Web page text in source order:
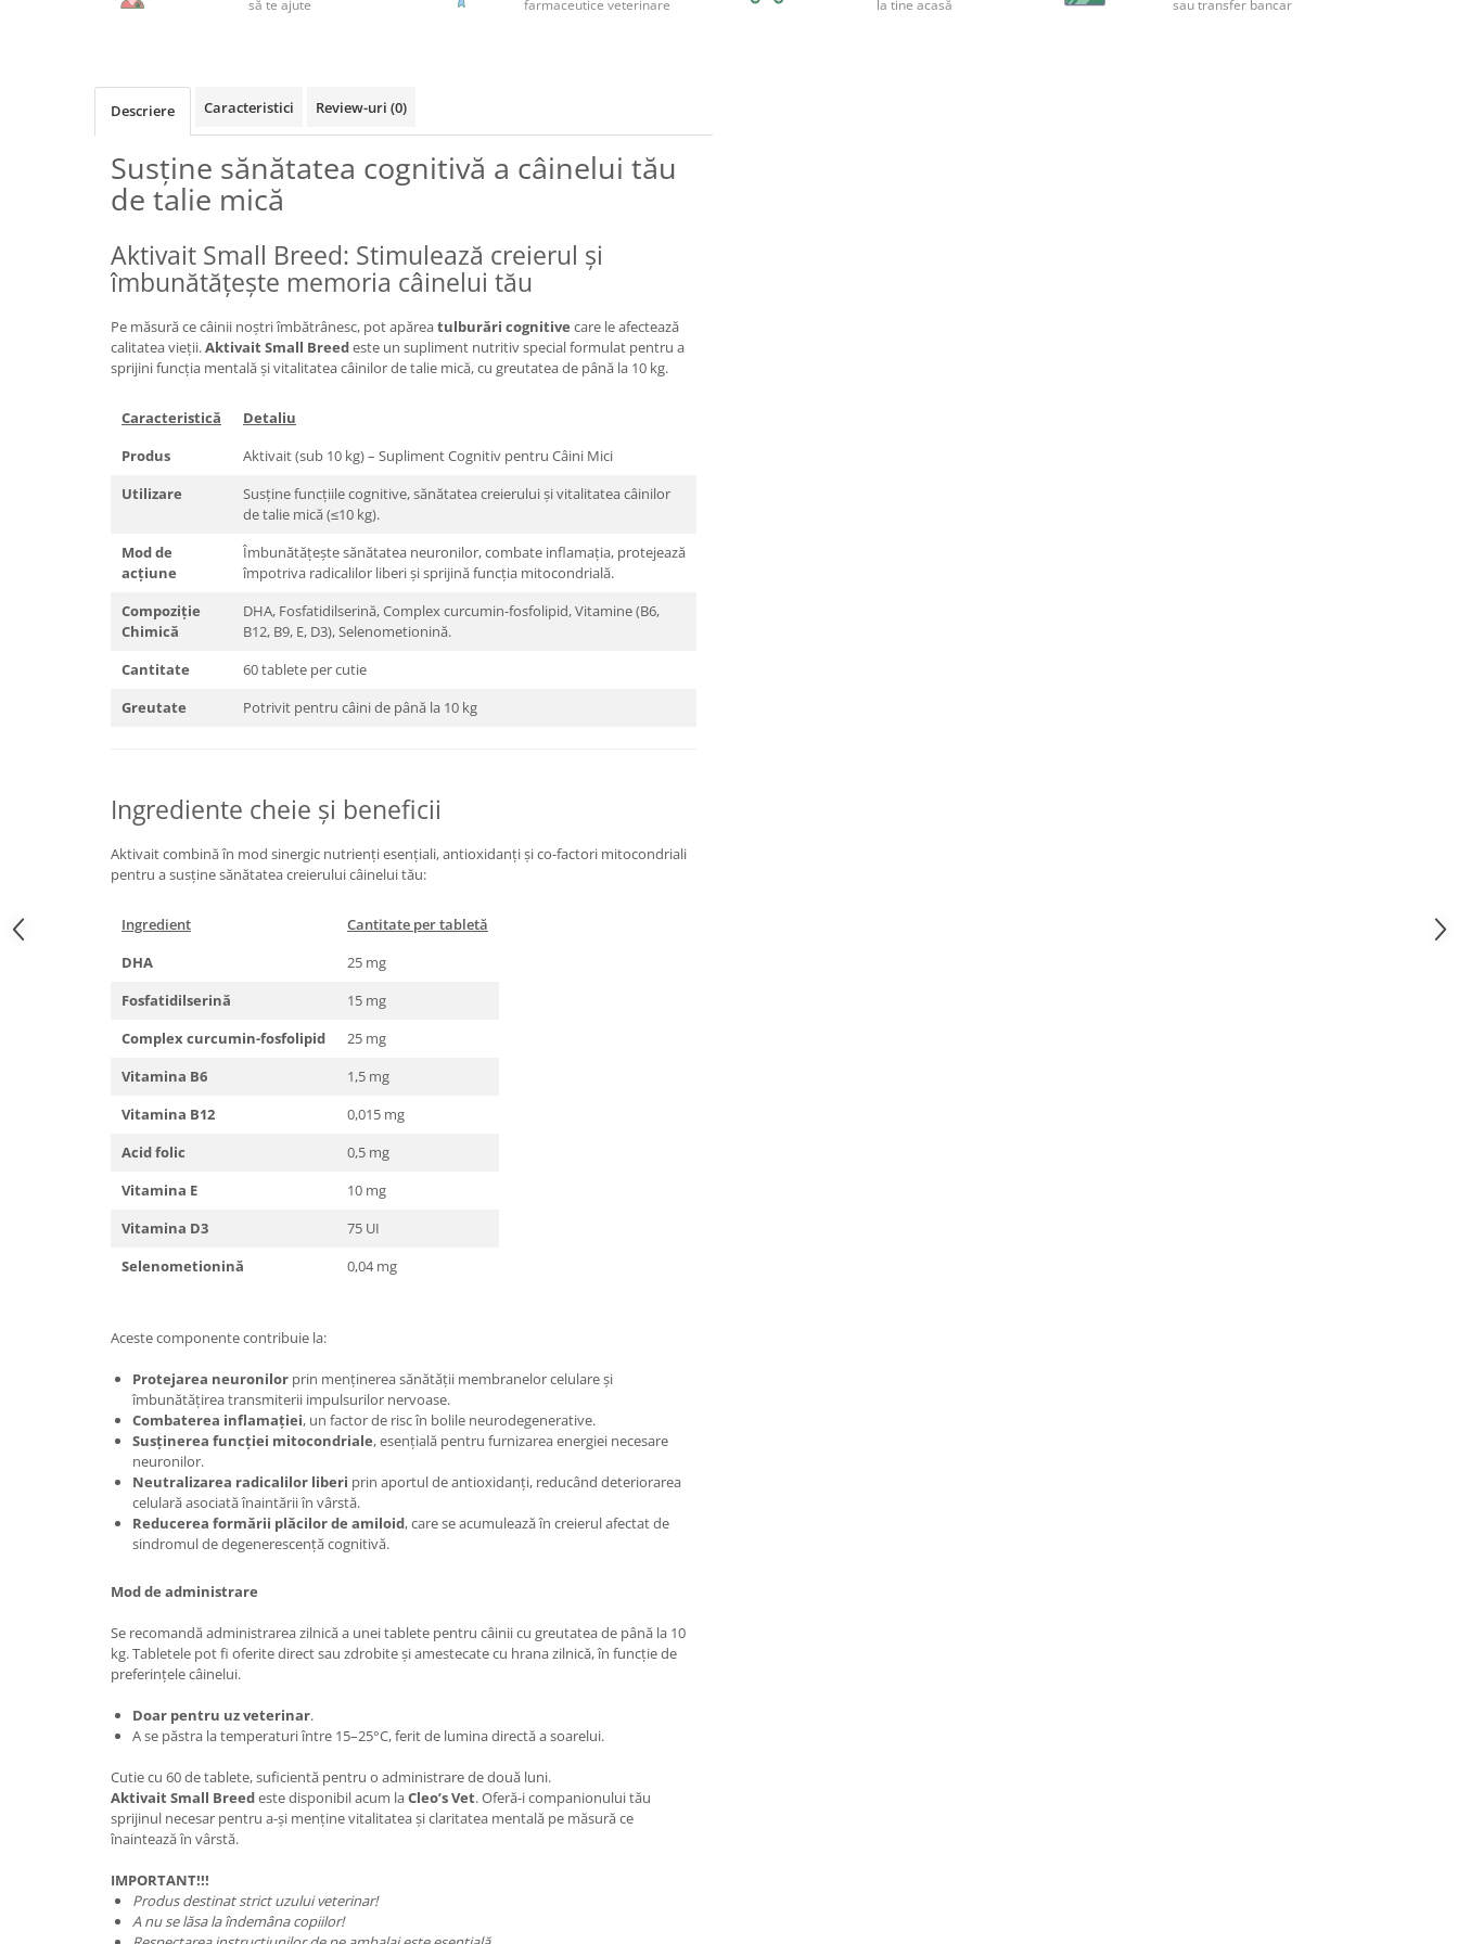
să te ajute
farmaceutice veterinare
la tine acasă
sau transfer bancar
Descriere Caracteristici Review-uri (0)
Susține sănătatea cognitivă a câinelui tău
de talie mică
Aktivait Small Breed: Stimulează creierul și
îmbunătățește memoria câinelui tău
Pe măsură ce câinii noștri îmbătrânesc, pot apăreatulburări cognitive care le afectează
calitatea vieții.Aktivait Small Breedeste un supliment nutritiv special formulat pentru a
sprijini funcția mentală și vitalitatea câinilor de talie mică, cu greutatea de până la 10 kg.
Caracteristică
Detaliu
Produs
Aktivait (sub 10 kg) – Supliment Cognitiv pentru Câini Mici
Utilizare
Susține funcțiile cognitive, sănătatea creierului și vitalitatea câinilor
de talie mică (≤10 kg).
Mod de
acțiune
Îmbunătățește sănătatea neuronilor, combate inflamația, protejează
împotriva radicalilor liberi și sprijină funcția mitocondrială.
Compoziție
Chimică
DHA, Fosfatidilserină, Complex curcumin-fosfolipid, Vitamine (B6,
B12, B9, E, D3), Selenometionină.
Cantitate
60 tablete per cutie
Greutate
Potrivit pentru câini de până la 10 kg
Ingrediente cheie și beneficii
Aktivait combină în mod sinergic nutrienți esențiali, antioxidanți și co-factori mitocondriali
pentru a susține sănătatea creierului câinelui tău:
Ingredient
Cantitate per tabletă
DHA
25 mg
Fosfatidilserină
15 mg
Complex curcumin-fosfolipid
25 mg
Vitamina B6
1,5 mg
Vitamina B12
0,015 mg
Acid folic
0,5 mg
Vitamina E
10 mg
Vitamina D3
75 UI
Selenometionină
0,04 mg
Aceste componente contribuie la:
Protejarea neuronilor prin menținerea sănătății membranelor celulare și
îmbunătățirea transmiterii impulsurilor nervoase.
Combaterea inflamației, un factor de risc în bolile neurodegenerative.
Susținerea funcției mitocondriale, esențială pentru furnizarea energiei necesare
neuronilor.
Neutralizarea radicalilor liberi prin aportul de antioxidanți, reducând deteriorarea
celulară asociată înaintării în vârstă.
Reducerea formării plăcilor de amiloid, care se acumulează în creierul afectat de
sindromul de degenerescență cognitivă.
Mod de administrare
Se recomandă administrarea zilnică a unei tablete pentru câinii cu greutatea de până la 10
kg. Tabletele pot fi oferite direct sau zdrobite și amestecate cu hrana zilnică, în funcție de
preferințele câinelui.
Doar pentru uz veterinar.
A se păstra la temperaturi între 15–25°C, ferit de lumina directă a soarelui.
Cutie cu 60 de tablete, suficientă pentru o administrare de două luni.
Aktivait Small Breedeste disponibil acum laCleo’s Vet. Oferă-i companionului tău
sprijinul necesar pentru a-și menține vitalitatea și claritatea mentală pe măsură ce
înaintează în vârstă.
IMPORTANT!!!
Produs destinat strict uzului veterinar!
A nu se lăsa la îndemâna copiilor!